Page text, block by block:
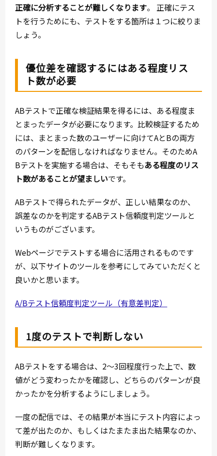
正確に分析することが難しくなります。 正確にテス
トを行うためにも、テストをする箇所は１つに絞りま
しょう。
優位差を確認するにはある程度リス
ト数が必要
ABテストで正確な検証結果を得るには、ある程度ま
とまったデータが必要になります。比較検証するため
には、まとまった数のユーザーに向けてAとBの両方
のパターンを配信しなければなりません。そのためA
Bテストを実施する場合は、そもそもある程度のリス
ト数があることが望ましいです。
ABテストで得られたデータが、正しい結果なのか、
誤差なのかを判定するABテスト信頼度判定ツールと
いうものがございます。
Webページでテストする場合に活用されるものです
が、以下サイトのツールを参考にしてみていただくと
良いかと思います。
A/Bテスト信頼度判定ツール（有意差判定）
1度のテストで判断しない
ABテストをする場合は、2～3回程度行った上で、数
値がどう変わったかを確認し、どちらのパターンが良
かったかを分析するようにしましょう。
一度の配信では、その結果が本当にテスト内容によっ
て差が出たのか、もしくはたまたま出た結果なのか、
判断が難しくなります。